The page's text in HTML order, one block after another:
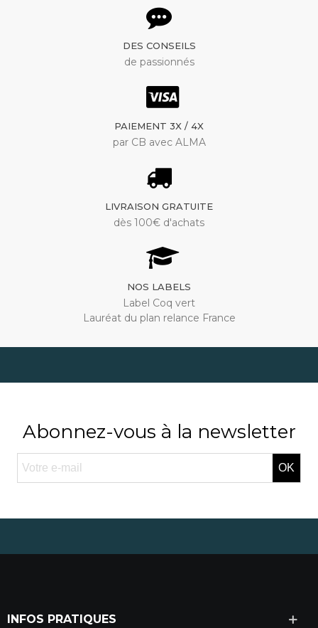
DES CONSEILS
de passionnés
PAIEMENT 3X / 4X
par CB avec ALMA
LIVRAISON GRATUITE
dès 100€ d'achats
NOS LABELS
Label Coq vert
Lauréat du plan relance France
Abonnez-vous à la newsletter
OK
INFOS PRATIQUES